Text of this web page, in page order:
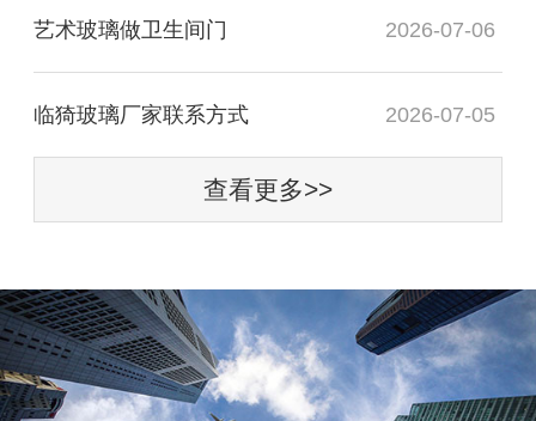
艺术玻璃做卫生间门 2026-07-06
临猗玻璃厂家联系方式 2026-07-05
查看更多>>